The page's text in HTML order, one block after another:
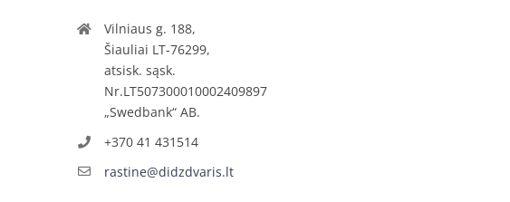
Vilniaus g. 188,
Šiauliai LT-76299,
atsisk. sąsk.
Nr.LT507300010002409897
„Swedbank“ AB.
+370 41 431514
rastine@didzdvaris.lt